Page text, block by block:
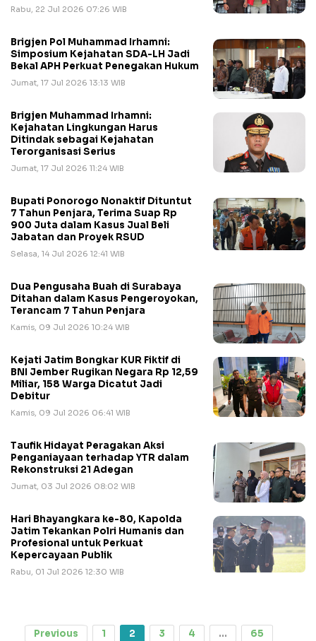
Rabu, 22 Jul 2026 07:26 WIB
Brigjen Pol Muhammad Irhamni:
Simposium Kejahatan SDA-LH Jadi
Bekal APH Perkuat Penegakan Hukum
Jumat, 17 Jul 2026 13:13 WIB
Brigjen Muhammad Irhamni:
Kejahatan Lingkungan Harus
Ditindak sebagai Kejahatan
Terorganisasi Serius
Jumat, 17 Jul 2026 11:24 WIB
Bupati Ponorogo Nonaktif Dituntut
7 Tahun Penjara, Terima Suap Rp
900 Juta dalam Kasus Jual Beli
Jabatan dan Proyek RSUD
Selasa, 14 Jul 2026 12:41 WIB
Dua Pengusaha Buah di Surabaya
Ditahan dalam Kasus Pengeroyokan,
Terancam 7 Tahun Penjara
Kamis, 09 Jul 2026 10:24 WIB
Kejati Jatim Bongkar KUR Fiktif di
BNI Jember Rugikan Negara Rp 12,59
Miliar, 158 Warga Dicatut Jadi
Debitur
Kamis, 09 Jul 2026 06:41 WIB
Taufik Hidayat Peragakan Aksi
Penganiayaan terhadap YTR dalam
Rekonstruksi 21 Adegan
Jumat, 03 Jul 2026 08:02 WIB
Hari Bhayangkara ke-80, Kapolda
Jatim Tekankan Polri Humanis dan
Profesional untuk Perkuat
Kepercayaan Publik
Rabu, 01 Jul 2026 12:30 WIB
Previous 1 2 3 4 ...
65